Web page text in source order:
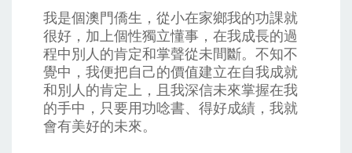
我是個澳門僑生，從小在家鄉我的功課就
很好，加上個性獨立懂事，在我成長的過
程中別人的肯定和掌聲從未間斷。不知不
覺中，我便把自己的價值建立在自我成就
和別人的肯定上，且我深信未來掌握在我
的手中，只要用功唸書、得好成績，我就
會有美好的未來。